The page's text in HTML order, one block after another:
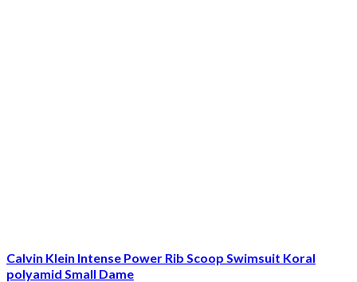
Calvin Klein Intense Power Rib Scoop Swimsuit Koral
polyamid Small Dame